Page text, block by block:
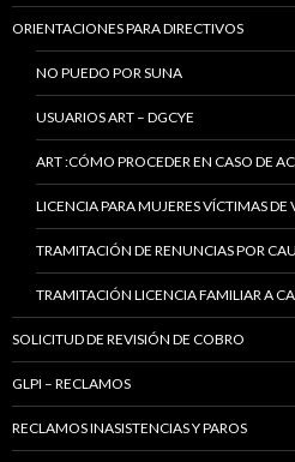
ORIENTACIONES PARA DIRECTIVOS
NO PUEDO POR SUNA
USUARIOS ART – DGCYE
ART :CÓMO PROCEDER EN CASO DE
LICENCIA PARA MUJERES VÍCTIMAS
TRAMITACIÓN DE RENUNCIAS POR
TRAMITACIÓN LICENCIA FAMILIAR A
SOLICITUD DE REVISIÓN DE COBRO
GLPI – RECLAMOS
RECLAMOS INASISTENCIAS Y PAROS